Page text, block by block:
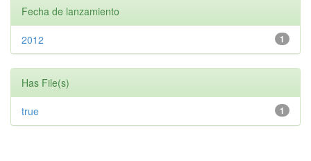
Fecha de lanzamiento
1
2012
Has File(s)
1
true